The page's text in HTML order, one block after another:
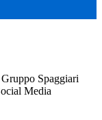
Spaggiari
Media